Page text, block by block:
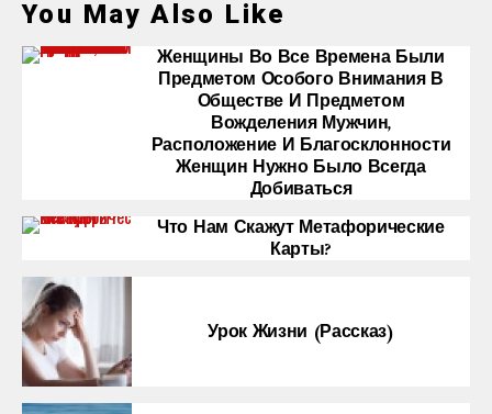
You May Also Like
Женщины Во Все Времена Были
Предметом Особого Внимания В
Обществе И Предметом
Вожделения Мужчин,
Расположение И Благосклонности
Женщин Нужно Было Всегда
Добиваться
Что Нам Скажут Метафорические
Карты?
Урок Жизни (рассказ)